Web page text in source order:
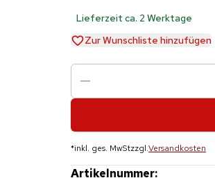
Lieferzeit ca. 2 Werktage
Zur Wunschliste hinzufügen
*inkl. ges. MwStzzgl.Versandkosten
Artikelnummer: